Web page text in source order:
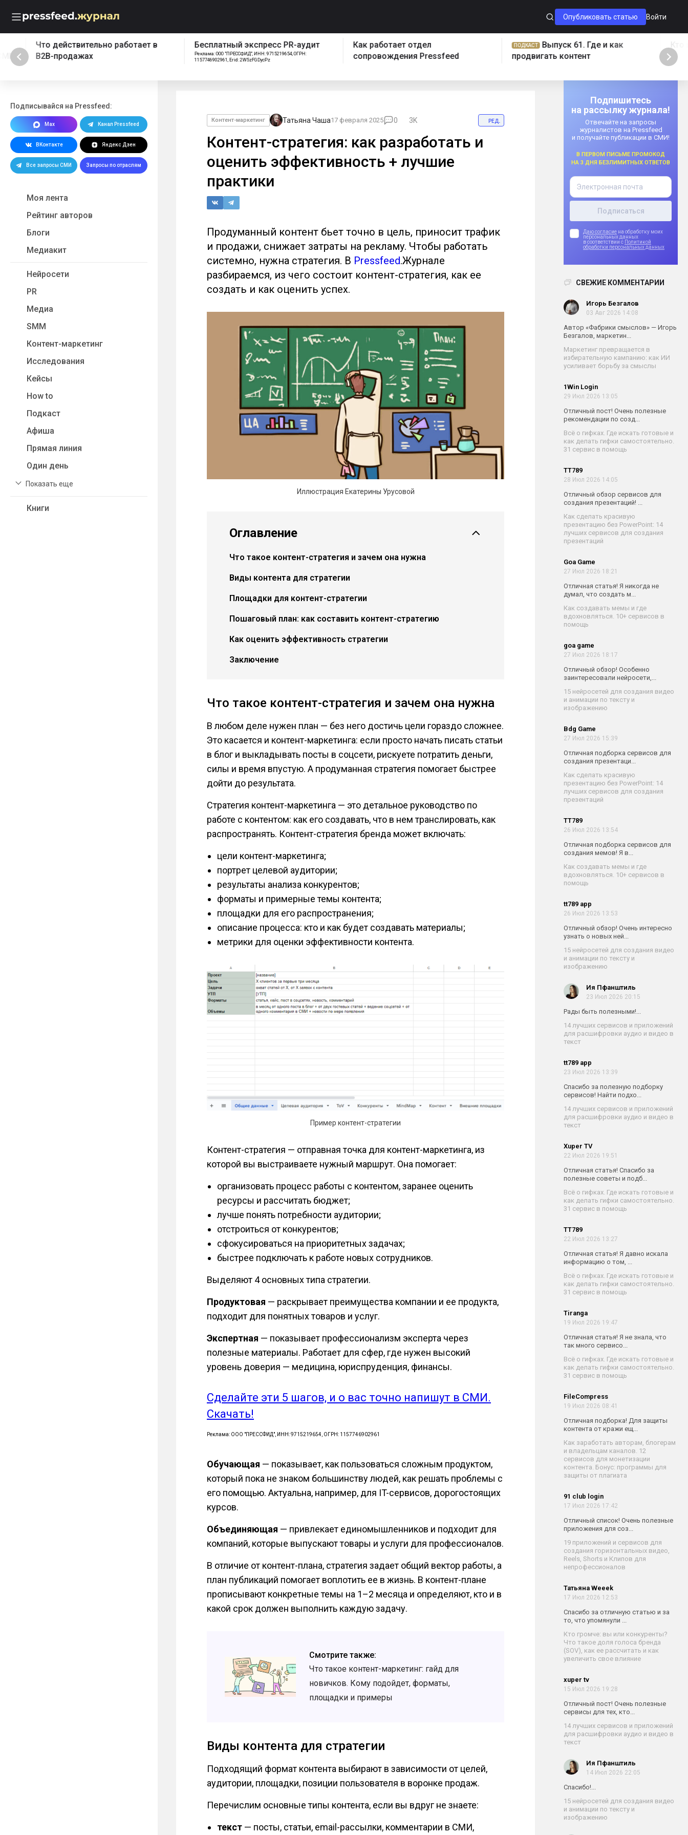
Опубликовать статью Войти
Что действительно работает в
B2B-продажах
Бесплатный экспресс PR-аудит
Реклама: ООО "ПРЕССФИД", ИНН: 9715219654, ОГРН:
1157746902961, Erid: 2W5zFGDycPz
Как работает отдел
сопровождения Pressfeed
ПОДКАСТ Выпуск 61. Где и как
продвигать контент
Подписывайся на Pressfeed:
Max Канал Pressfeed
ВКонтакте Яндекс Дзен
Все запросы СМИ Запросы по отраслям
Моя лента
Рейтинг авторов
Блоги
Медиакит
Нейросети
PR
Медиа
SMM
Контент-маркетинг
Исследования
Кейсы
How to
Подкаст
Афиша
Прямая линия
Один день
Показать еще
Книги
Подпишитесь
на рассылку журнала!
Отвечайте на запросы
журналистов на Pressfeed
и получайте публикации в СМИ!
В первом письме промокод
на 3 дня безлимитных ответов
Даю согласие на обработку моих
персональных данных
в соответствии с Политикой
обработки персональных данных
СВЕЖИЕ КОММЕНТАРИИ
Игорь Безгалов
03 Авг 2026 14:08
Автор «Фабрики смыслов» — Игорь
Безгалов, маркетин...
Маркетинг превращается в
избирательную кампанию: как ИИ
усиливает борьбу за смыслы
1Win Login
29 Июл 2026 13:05
Отличный пост! Очень полезные
рекомендации по созд...
Всё о гифках. Где искать готовые и
как делать гифки самостоятельно.
31 сервис в помощь
TT789
28 Июл 2026 14:05
Отличный обзор сервисов для
создания презентаций! ...
Как сделать красивую
презентацию без PowerPoint: 14
лучших сервисов для создания
презентаций
Goa Game
27 Июл 2026 18:21
Отличная статья! Я никогда не
думал, что создать м...
Как создавать мемы и где
вдохновляться. 10+ сервисов в
помощь
goa game
27 Июл 2026 18:17
Отличный обзор! Особенно
заинтересовали нейросети,...
15 нейросетей для создания видео
и анимации по тексту и
изображению
Bdg Game
27 Июл 2026 15:39
Отличная подборка сервисов для
создания презентаци...
Как сделать красивую
презентацию без PowerPoint: 14
лучших сервисов для создания
презентаций
TT789
26 Июл 2026 13:54
Отличная подборка сервисов для
создания мемов! Я в...
Как создавать мемы и где
вдохновляться. 10+ сервисов в
помощь
tt789 app
26 Июл 2026 13:53
Отличный обзор! Очень интересно
узнать о новых ней...
15 нейросетей для создания видео
и анимации по тексту и
изображению
Ия Пфанштиль
23 Июл 2026 20:15
Рады быть полезными!...
14 лучших сервисов и приложений
для расшифровки аудио и видео в
текст
tt789 app
23 Июл 2026 13:39
Спасибо за полезную подборку
сервисов! Найти подхо...
14 лучших сервисов и приложений
для расшифровки аудио и видео в
текст
Xuper TV
22 Июл 2026 19:51
Отличная статья! Спасибо за
полезные советы и подб...
Всё о гифках. Где искать готовые и
как делать гифки самостоятельно.
31 сервис в помощь
TT789
22 Июл 2026 13:27
Отличная статья! Я давно искала
информацию о том, ...
Всё о гифках. Где искать готовые и
как делать гифки самостоятельно.
31 сервис в помощь
Tiranga
19 Июл 2026 19:47
Отличная статья! Я не знала, что
так много сервисо...
Всё о гифках. Где искать готовые и
как делать гифки самостоятельно.
31 сервис в помощь
FileCompress
19 Июл 2026 08:41
Отличная подборка! Для защиты
контента от кражи ещ...
Как заработать авторам, блогерам
и владельцам каналов. 12
сервисов для монетизации
контента. Бонус: программы для
защиты от плагиата
91 club login
17 Июл 2026 17:42
Отличный список! Очень полезные
приложения для соз...
19 приложений и сервисов для
создания горизонтальных видео,
Reels, Shorts и Клипов для
непрофессионалов
Татьяна Weeek
17 Июл 2026 12:53
Спасибо за отличную статью и за
то, что упомянули ...
Кто громче: вы или конкуренты?
Что такое доля голоса бренда
(SOV), как ее рассчитать и как
увеличить свое влияние
xuper tv
15 Июл 2026 19:28
Отличный пост! Очень полезные
сервисы для тех, кто...
14 лучших сервисов и приложений
для расшифровки аудио и видео в
текст
Ия Пфанштиль
14 Июл 2026 22:05
Спасибо!...
15 нейросетей для создания видео
и анимации по тексту и
изображению
Контент-маркетинг Татьяна Чаша17 февраля 2025 0 3K ред.
Контент-стратегия: как разработать и
оценить эффективность + лучшие
практики
Продуманный контент бьет точно в цель, приносит трафик
и продажи, снижает затраты на рекламу. Чтобы работать
системно, нужна стратегия. В Pressfeed.Журнале
разбираемся, из чего состоит контент-стратегия, как ее
создать и как оценить успех.
Иллюстрация Екатерины Урусовой
Оглавление
Что такое контент-стратегия и зачем она нужна
Виды контента для стратегии
Площадки для контент-стратегии
Пошаговый план: как составить контент-стратегию
Как оценить эффективность стратегии
Заключение
Что такое контент-стратегия и зачем она нужна
В любом деле нужен план — без него достичь цели гораздо сложнее.
Это касается и контент-маркетинга: если просто начать писать статьи
в блог и выкладывать посты в соцсети, рискуете потратить деньги,
силы и время впустую. А продуманная стратегия помогает быстрее
дойти до результата.
Стратегия контент-маркетинга — это детальное руководство по
работе с контентом: как его создавать, что в нем транслировать, как
распространять. Контент-стратегия бренда может включать:
цели контент-маркетинга;
портрет целевой аудитории;
результаты анализа конкурентов;
форматы и примерные темы контента;
площадки для его распространения;
описание процесса: кто и как будет создавать материалы;
метрики для оценки эффективности контента.
Пример контент-стратегии
Контент-стратегия — отправная точка для контент-маркетинга, из
которой вы выстраиваете нужный маршрут. Она помогает:
организовать процесс работы с контентом, заранее оценить
ресурсы и рассчитать бюджет;
лучше понять потребности аудитории;
отстроиться от конкурентов;
сфокусироваться на приоритетных задачах;
быстрее подключать к работе новых сотрудников.
Выделяют 4 основных типа стратегии.
Продуктовая — раскрывает преимущества компании и ее продукта,
подходит для понятных товаров и услуг.
Экспертная — показывает профессионализм эксперта через
полезные материалы. Работает для сфер, где нужен высокий
уровень доверия — медицина, юриспруденция, финансы.
Сделайте эти 5 шагов, и о вас точно напишут в СМИ.
Скачать!
Реклама: ООО "ПРЕССФИД", ИНН: 9715219654, ОГРН: 1157746902961
Обучающая — показывает, как пользоваться сложным продуктом,
который пока не знаком большинству людей, как решать проблемы с
его помощью. Актуальна, например, для IT-сервисов, дорогостоящих
курсов.
Объединяющая — привлекает единомышленников и подходит для
компаний, которые выпускают товары и услуги для профессионалов.
В отличие от контент-плана, стратегия задает общий вектор работы, а
план публикаций помогает воплотить ее в жизнь. В контент-плане
прописывают конкретные темы на 1–2 месяца и определяют, кто и в
какой срок должен выполнить каждую задачу.
Смотрите также:
Что такое контент-маркетинг: гайд для
новичков. Кому подойдет, форматы,
площадки и примеры
Виды контента для стратегии
Подходящий формат контента выбирают в зависимости от целей,
аудитории, площадки, позиции пользователя в воронке продаж.
Перечислим основные типы контента, если вы вдруг не знаете:
текст — посты, статьи, email-рассылки, комментарии в СМИ,